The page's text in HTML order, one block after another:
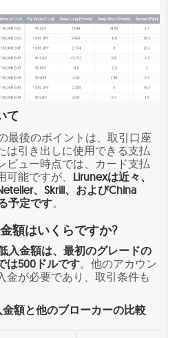
て
最後のポイントは、取引口座
は引き出しに使用できる支払
ビュー時点では、カード支払
能ですが、 Lirunexは近々、
、Skrill、およびChina
予定です。
額はいくらですか?
入金額は、最初のグレードの
は500ドルです。他のアカウン
金が必要であり、取引条件も
額と他のブローカーの比較